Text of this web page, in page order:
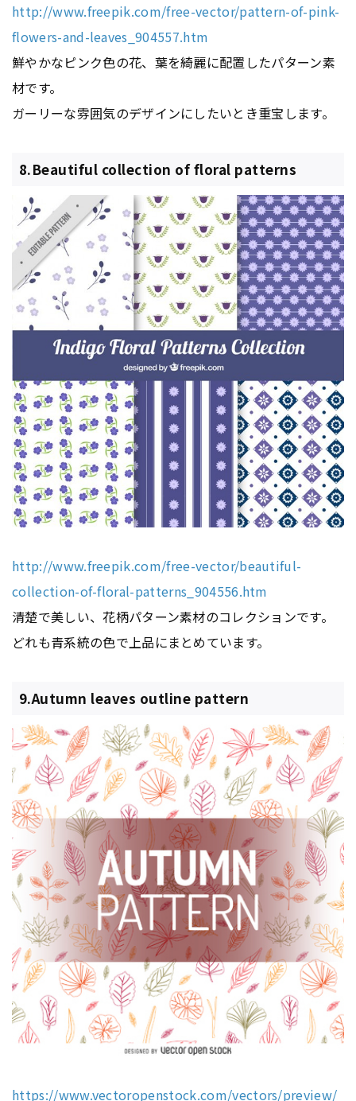
http://www.freepik.com/free-vector/pattern-of-pink-
flowers-and-leaves_904557.htm
鮮やかなピンク色の花、葉を綺麗に配置したパターン素
材です。
ガーリーな雰囲気のデザインにしたいとき重宝します。
8.Beautiful collection of floral patterns
http://www.freepik.com/free-vector/beautiful-
collection-of-floral-patterns_904556.htm
清楚で美しい、花柄パターン素材のコレクションです。
どれも青系統の色で上品にまとめています。
9.Autumn leaves outline pattern
https://www.vectoropenstock.com/vectors/preview/